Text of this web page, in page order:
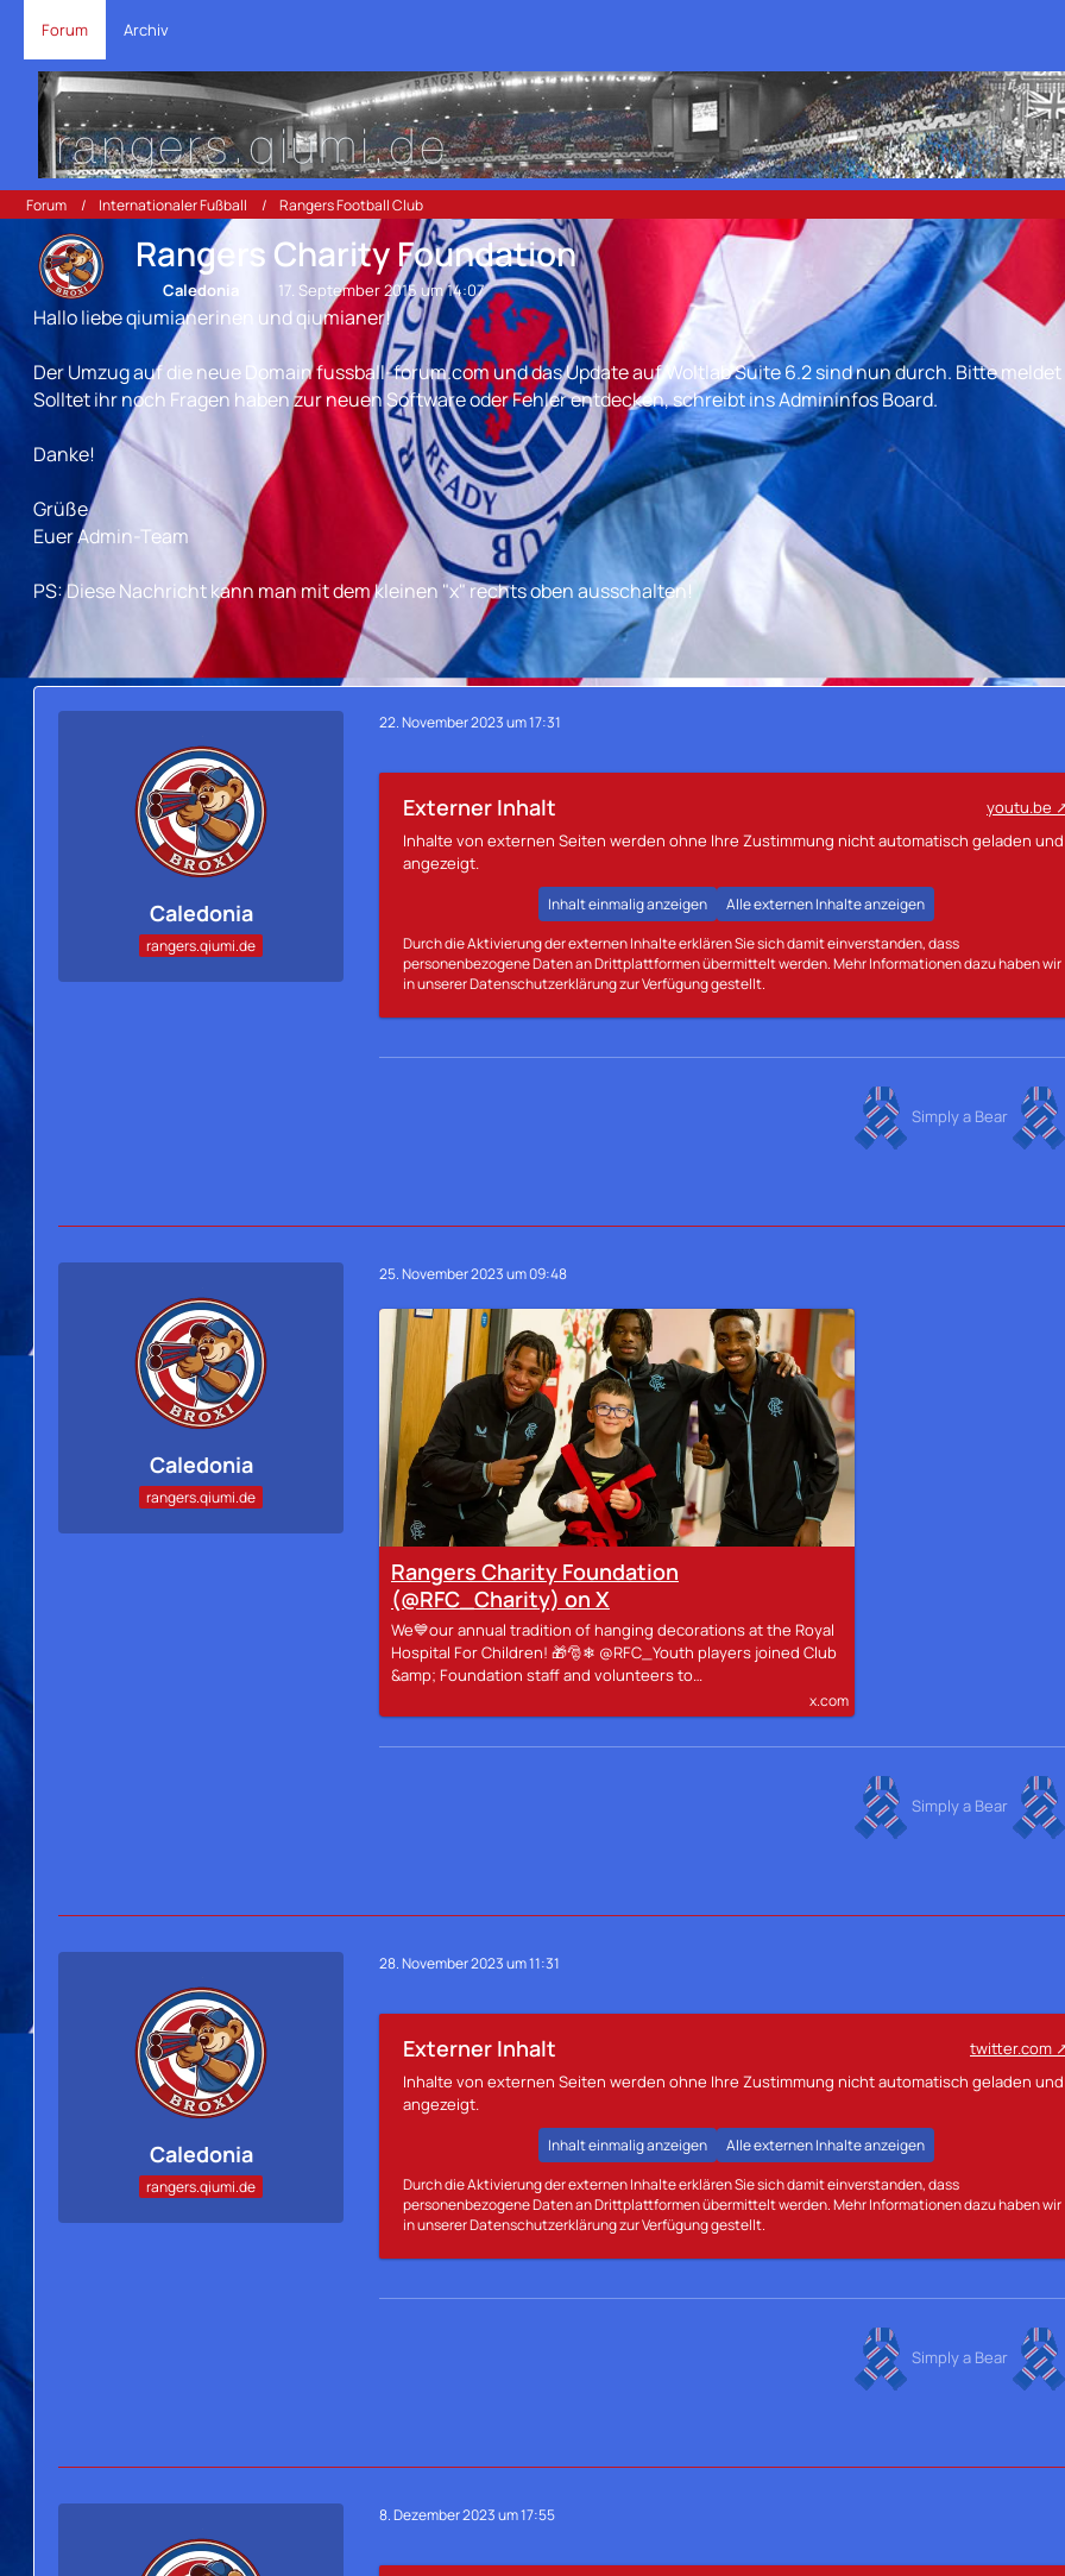
Forum Archiv
Forum Internationaler Fußball Rangers Football Club
Rangers Charity Foundation
Caledonia 17. September 2015 um 14:07
Hallo liebe qiumianerinen und qiumianer!
Der Umzug auf die neue Domain fussball-forum.com und das Update auf Woltlab Suite 6.2 sind nun durch. Bitte
Solltet ihr noch Fragen haben zur neuen Software oder Fehler entdecken, schreibt ins Admininfos Board.
Danke!
Grüße
Euer Admin-Team
PS: Diese Nachricht kann man mit dem kleinen "x" rechts oben ausschalten!
Caledonia
rangers.qiumi.de
22. November 2023 um 17:31
Externer Inhalt
youtu.be
Inhalte von externen Seiten werden ohne Ihre Zustimmung nicht automatisch geladen und
angezeigt.
Inhalt einmalig anzeigen
Alle externen Inhalte anzeigen
Durch die Aktivierung der externen Inhalte erklären Sie sich damit einverstanden, dass
personenbezogene Daten an Drittplattformen übermittelt werden. Mehr Informationen dazu haben wir
in unserer Datenschutzerklärung zur Verfügung gestellt.
Simply a Bear
Caledonia
rangers.qiumi.de
25. November 2023 um 09:48
Rangers Charity Foundation
(@RFC_Charity) on X
We💙our annual tradition of hanging decorations at the Royal
Hospital For Children! 🎁🎅❄ @RFC_Youth players joined Club
&amp; Foundation staff and volunteers to…
x.com
Simply a Bear
Caledonia
rangers.qiumi.de
28. November 2023 um 11:31
Externer Inhalt
twitter.com
Inhalte von externen Seiten werden ohne Ihre Zustimmung nicht automatisch geladen und
angezeigt.
Inhalt einmalig anzeigen
Alle externen Inhalte anzeigen
Durch die Aktivierung der externen Inhalte erklären Sie sich damit einverstanden, dass
personenbezogene Daten an Drittplattformen übermittelt werden. Mehr Informationen dazu haben wir
in unserer Datenschutzerklärung zur Verfügung gestellt.
Simply a Bear
8. Dezember 2023 um 17:55